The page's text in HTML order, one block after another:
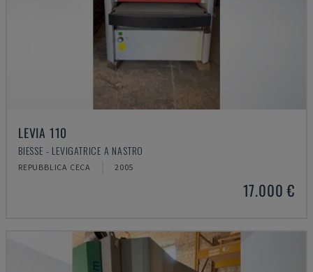
LEVIA 110
BIESSE - LEVIGATRICE A NASTRO
REPUBBLICA CECA 2005
17.000 €